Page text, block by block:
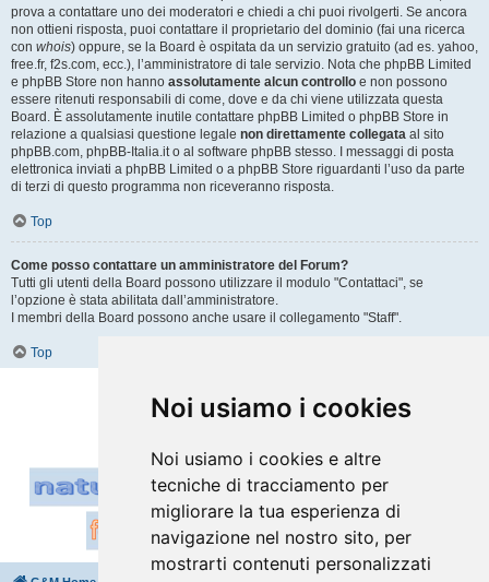
Noi usiamo i cookies
Noi usiamo i cookies e altre
tecniche di tracciamento per
migliorare la tua esperienza di
navigazione nel nostro sito, per
mostrarti contenuti personalizzati
prova a contattare uno dei moderatori e chiedi a chi puoi rivolgerti. Se ancora
non ottieni risposta, puoi contattare il proprietario del dominio (fai una ricerca
con whois) oppure, se la Board è ospitata da un servizio gratuito (ad es. yahoo,
free.fr, f2s.com, ecc.), l’amministratore di tale servizio. Nota che phpBB Limited
e phpBB Store non hanno assolutamente alcun controllo e non possono
essere ritenuti responsabili di come, dove e da chi viene utilizzata questa
Board. È assolutamente inutile contattare phpBB Limited o phpBB Store in
relazione a qualsiasi questione legale non direttamente collegata al sito
phpBB.com, phpBB-Italia.it o al software phpBB stesso. I messaggi di posta
elettronica inviati a phpBB Limited o a phpBB Store riguardanti l’uso da parte
di terzi di questo programma non riceveranno risposta.
Top
Come posso contattare un amministratore del Forum?
Tutti gli utenti della Board possono utilizzare il modulo "Contattaci", se
l’opzione è stata abilitata dall’amministratore.
I membri della Board possono anche usare il collegamento "Staff".
Top